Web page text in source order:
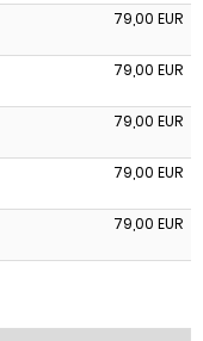
79,00 EUR
79,00 EUR
79,00 EUR
79,00 EUR
79,00 EUR